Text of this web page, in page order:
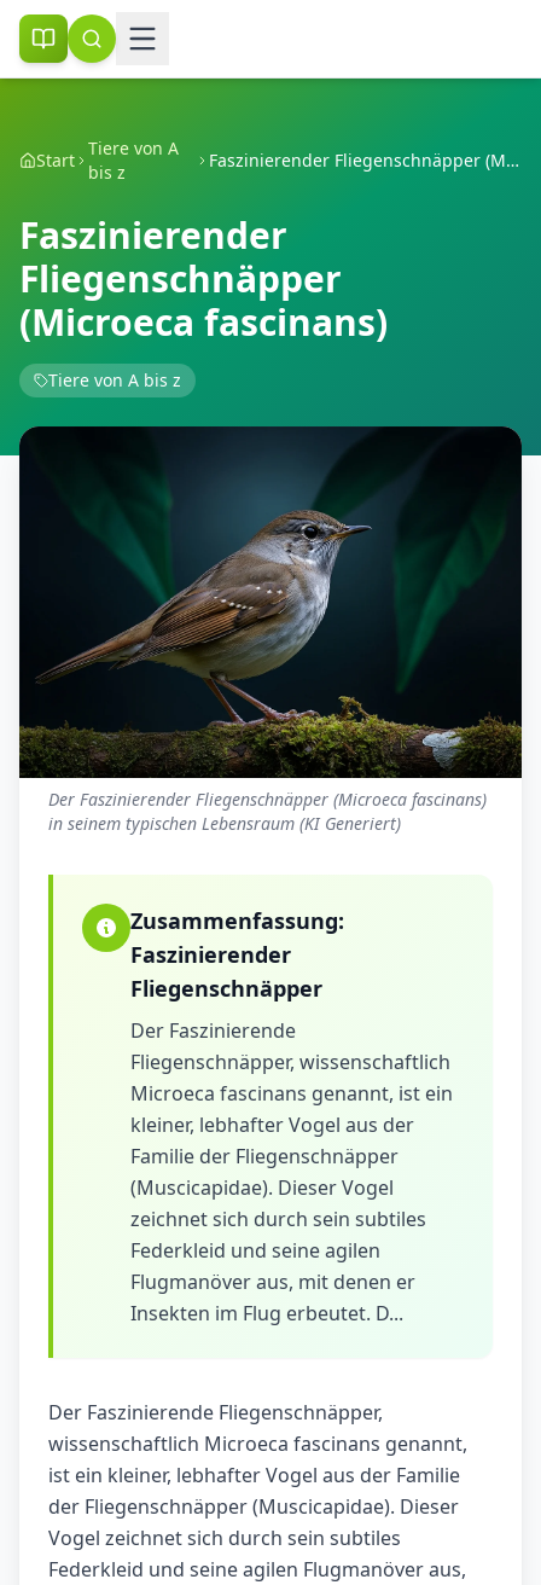
Start
Tiere von A
bis z
Faszinierender Fliegenschnäpper (Microeca fascinans)
Faszinierender
Fliegenschnäpper
(Microeca fascinans)
Tiere von A bis z
Der Faszinierender Fliegenschnäpper (Microeca fascinans)
in seinem typischen Lebensraum (KI Generiert)
Zusammenfassung:
Faszinierender
Fliegenschnäpper
Der Faszinierende
Fliegenschnäpper, wissenschaftlich
Microeca fascinans genannt, ist ein
kleiner, lebhafter Vogel aus der
Familie der Fliegenschnäpper
(Muscicapidae). Dieser Vogel
zeichnet sich durch sein subtiles
Federkleid und seine agilen
Flugmanöver aus, mit denen er
Insekten im Flug erbeutet. D...
Der Faszinierende Fliegenschnäpper,
wissenschaftlich Microeca fascinans genannt,
ist ein kleiner, lebhafter Vogel aus der Familie
der Fliegenschnäpper (Muscicapidae). Dieser
Vogel zeichnet sich durch sein subtiles
Federkleid und seine agilen Flugmanöver aus,